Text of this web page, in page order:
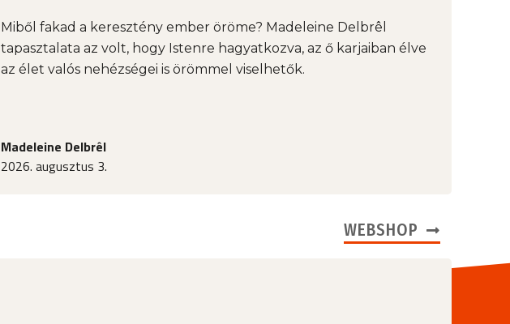
Miből fakad a keresztény ember öröme? Madeleine Delbrêl
tapasztalata az volt, hogy Istenre hagyatkozva, az ő karjaiban élve
az élet valós nehézségei is örömmel viselhetők.
Madeleine Delbrêl
2026. augusztus 3.
WEBSHOP